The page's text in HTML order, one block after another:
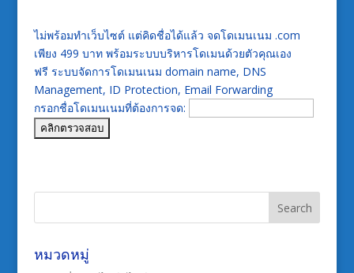
ไม่พร้อมทำเว็บไซต์ แต่คิดชื่อได้แล้ว จดโดเมนเนม .com
เพียง 499 บาท พร้อมระบบบริหารโดเมนด้วยตัวคุณเอง
ฟรี ระบบจัดการโดเมนเนม domain name, DNS
Management, ID Protection, Email Forwarding
กรอกชื่อโดเมนเนมที่ต้องการจด:
หมวดหมู่